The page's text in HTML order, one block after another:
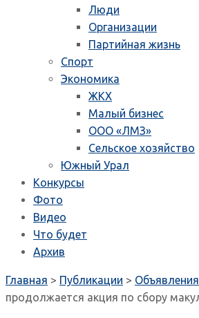
Люди
Организации
Партийная жизнь
Спорт
Экономика
ЖКХ
Малый бизнес
ООО «ЛМЗ»
Сельское хозяйство
Южный Урал
Конкурсы
Фото
Видео
Что будет
Архив
Главная > Публикации > Объявления
продолжается акция по сбору